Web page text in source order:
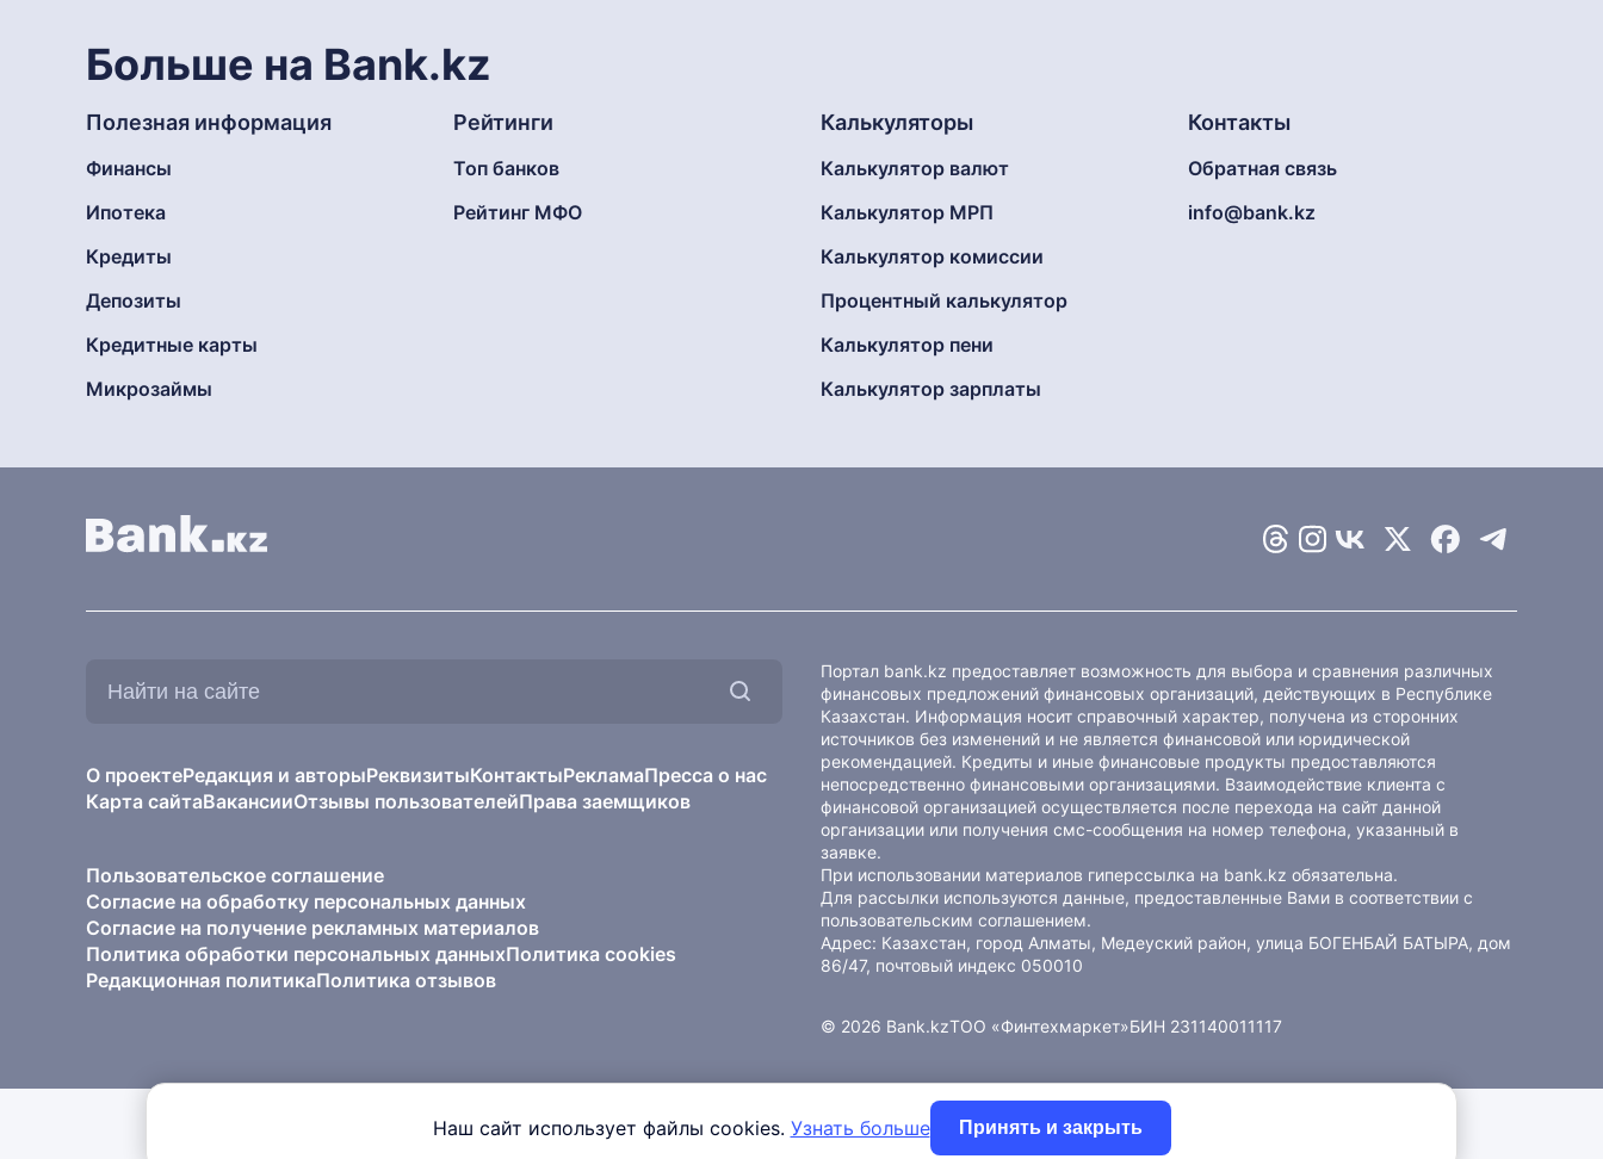
Больше на Bank.kz
Полезная информация
Финансы
Ипотека
Кредиты
Депозиты
Кредитные карты
Микрозаймы
Рейтинги
Топ банков
Рейтинг МФО
Калькуляторы
Калькулятор валют
Калькулятор МРП
Калькулятор комиссии
Процентный калькулятор
Калькулятор пени
Калькулятор зарплаты
Контакты
Обратная связь
info@bank.kz
О проектеРедакция и авторыРеквизитыКонтактыРекламаПресса о нас
Карта сайтаВакансииОтзывы пользователейПрава заемщиков
Пользовательское соглашение
Согласие на обработку персональных данных
Согласие на получение рекламных материалов
Политика обработки персональных данныхПолитика cookies
Редакционная политикаПолитика отзывов
Портал bank.kz предоставляет возможность для выбора и сравнения различных
финансовых предложений финансовых организаций, действующих в Республике
Казахстан. Информация носит справочный характер, получена из сторонних
источников без изменений и не является финансовой или юридической
рекомендацией. Кредиты и иные финансовые продукты предоставляются
непосредственно финансовыми организациями. Взаимодействие клиента с
финансовой организацией осуществляется после перехода на сайт данной
организации или получения смс-сообщения на номер телефона, указанный в
заявке.
При использовании материалов гиперссылка на bank.kz обязательна.
Для рассылки используются данные, предоставленные Вами в соответствии с
пользовательским соглашением.
Адрес: Казахстан, город Алматы, Медеуский район, улица БОГЕНБАЙ БАТЫРА, дом
86/47, почтовый индекс 050010
© 2026 Bank.kzТОО «Финтехмаркет»БИН 231140011117
Наш сайт использует файлы cookies. Узнать больше Принять и закрыть